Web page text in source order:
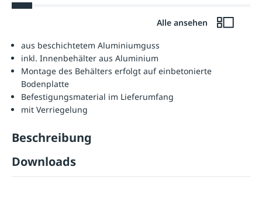
Alle ansehen
aus beschichtetem Aluminiumguss
inkl. Innenbehälter aus Aluminium
Montage des Behälters erfolgt auf einbetonierte
Bodenplatte
Befestigungsmaterial im Lieferumfang
mit Verriegelung
Beschreibung
Downloads